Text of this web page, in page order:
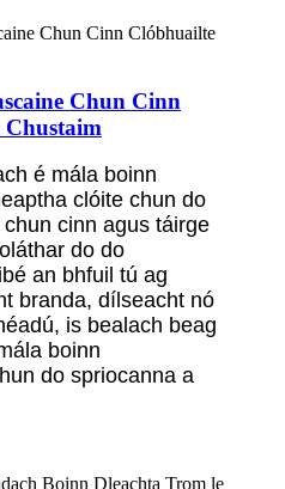
Chun Cinn
é mála boinn
clóite chun do
cinn agus táirge
do do
an bhfuil tú ag
branda, dílseacht nó
is bealach beag
boinn
do spriocanna a